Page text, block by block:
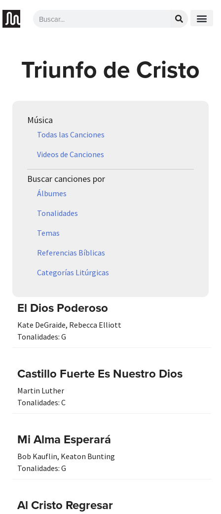
Triunfo de Cristo
Música
Todas las Canciones
Videos de Canciones
Buscar canciones por
Álbumes
Tonalidades
Temas
Referencias Bíblicas
Categorías Litúrgicas
El Dios Poderoso
Kate DeGraide, Rebecca Elliott
Tonalidades: G
Castillo Fuerte Es Nuestro Dios
Martin Luther
Tonalidades: C
Mi Alma Esperará
Bob Kauflin, Keaton Bunting
Tonalidades: G
Al Cristo Regresar